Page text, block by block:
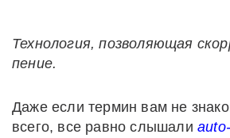
Технология, позволяющая
пение.
Даже если термин вам не
всего, все равно слышали